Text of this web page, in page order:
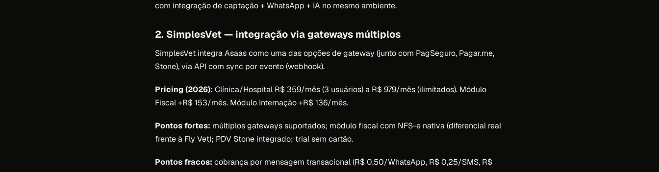
com integração de captação + WhatsApp + IA no mesmo ambiente.
2. SimplesVet — integração via gateways múltiplos
SimplesVet integra Asaas como uma das opções de gateway (junto com PagSeguro, Pagar.me,
Stone), via API com sync por evento (webhook).
Pricing (2026): Clínica/Hospital R$ 359/mês (3 usuários) a R$ 979/mês (ilimitados). Módulo
Fiscal +R$ 153/mês. Módulo Internação +R$ 136/mês.
Pontos fortes: múltiplos gateways suportados; módulo fiscal com NFS-e nativa (diferencial real
frente à Fly Vet); PDV Stone integrado; trial sem cartão.
Pontos fracos: cobrança por mensagem transacional (R$ 0,50/WhatsApp, R$ 0,25/SMS, R$